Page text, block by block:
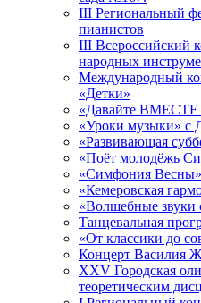
III Региональный
пианистов
III Всероссийский
народных
Международный
«Детки»
«Давайте ВМЕСТЕ
«Уроки музыки» с
«Развивающая
«Поёт молодёжь
«Симфония
«Кемеровская
«Волшебные звуки
Танцевальная
«От классики до
Концерт Василия
ХХV Городская
теоретическим